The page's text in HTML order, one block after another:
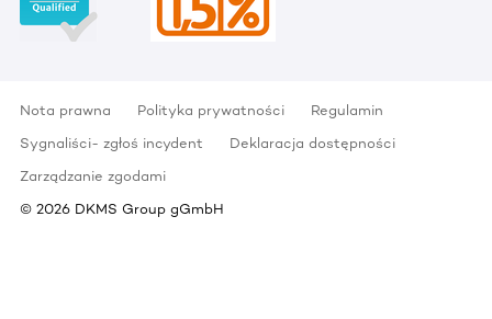
Nota prawna Polityka prywatności
Regulamin
Sygnaliści- zgłoś incydent
Deklaracja dostępności
Zarządzanie zgodami
© 2026 DKMS Group gGmbH